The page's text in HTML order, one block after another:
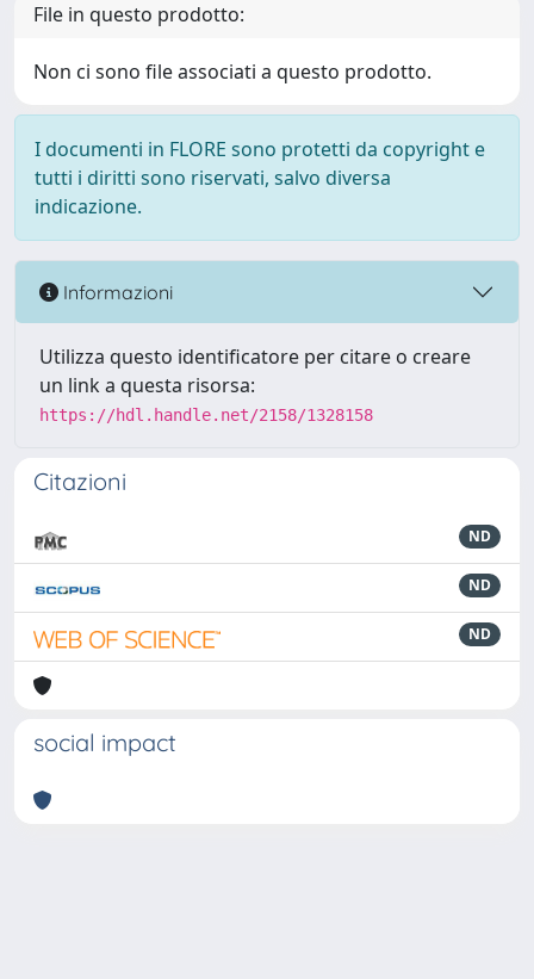
File in questo prodotto:
Non ci sono file associati a questo prodotto.
I documenti in FLORE sono protetti da copyright e
tutti i diritti sono riservati, salvo diversa
indicazione.
Informazioni
Utilizza questo identificatore per citare o creare
un link a questa risorsa:
https://hdl.handle.net/2158/1328158
Citazioni
ND
ND
ND
social impact